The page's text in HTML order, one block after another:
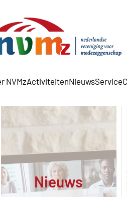
NVMzActiviteitenNieuwsService
Nieuws